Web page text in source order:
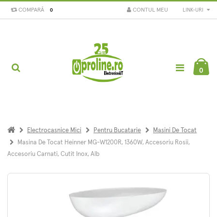
COMPARĂ 0 LINK-URI
CONTUL MEU
0
Electrocasnice Mici Pentru Bucatarie
Masini De Tocat
Masina De Tocat Heinner MG-W1200R, 1360W, Accesoriu Rosii,
Accesoriu Carnati, Cutit Inox, Alb